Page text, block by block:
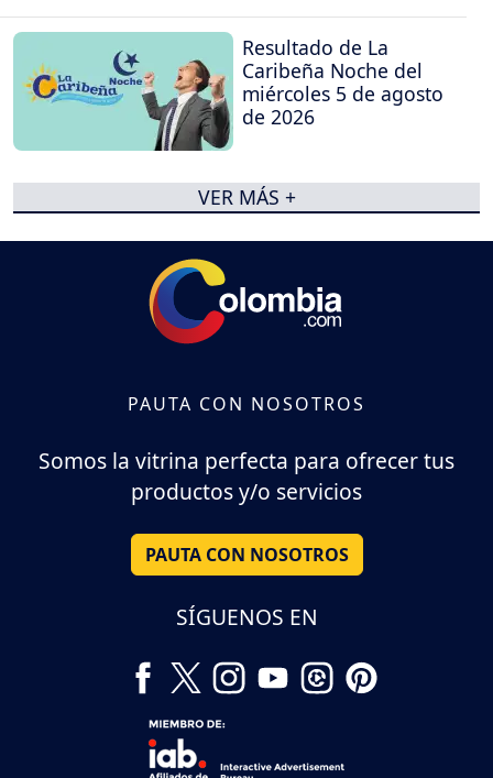
Resultado de La
Caribeña Noche del
miércoles 5 de agosto
de 2026
VER MÁS +
PAUTA CON NOSOTROS
Somos la vitrina perfecta para ofrecer tus
productos y/o servicios
PAUTA CON NOSOTROS
SÍGUENOS EN